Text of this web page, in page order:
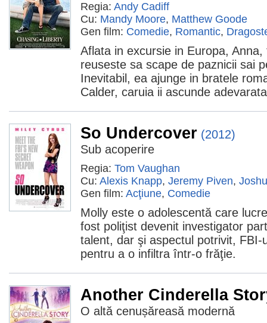
Regia: Andy Cadiff
Cu: Mandy Moore, Matthew Goode
Gen film: Comedie, Romantic,
Aflata in excursie in Europa,
reuseste sa scape de paznicii sai
Inevitabil, ea ajunge in bratele
Calder, caruia ii ascunde
So Undercover (2012)
Sub acoperire
Regia: Tom Vaughan
Cu: Alexis Knapp, Jeremy Piven,
Gen film: Acţiune, Comedie
Molly este o adolescentă care
fost poliţist devenit investigator
talent, dar şi aspectul potrivit, FBI-
pentru a o infiltra într-o frăţie.
Another Cinderella
O altă cenușăreasă modernă